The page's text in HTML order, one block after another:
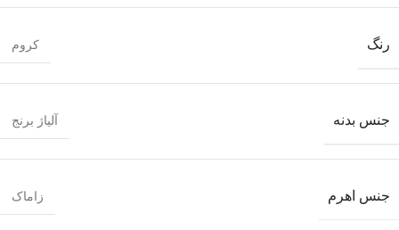
رنگ کروم
جنس بدنه آلیاژ برنج
جنس اهرم زاماک